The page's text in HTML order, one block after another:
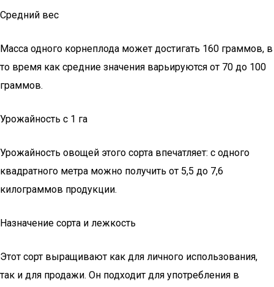
Средний вес
Масса одного корнеплода может достигать 160 граммов, в
то время как средние значения варьируются от 70 до 100
граммов.
Урожайность с 1 га
Урожайность овощей этого сорта впечатляет: с одного
квадратного метра можно получить от 5,5 до 7,6
килограммов продукции.
Назначение сорта и лежкость
Этот сорт выращивают как для личного использования,
так и для продажи. Он подходит для употребления в